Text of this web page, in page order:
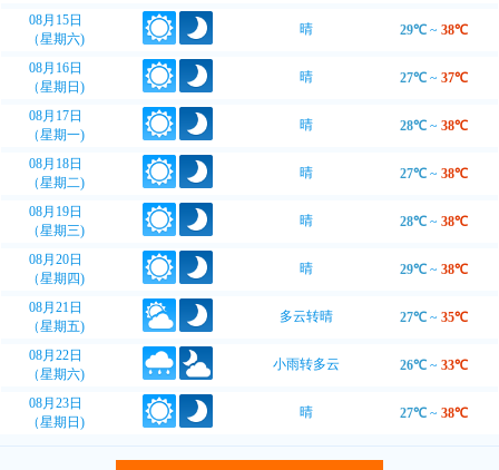
08月15日
（星期六)
晴 29℃ ~ 38℃
08月16日
（星期日)
晴 27℃ ~ 37℃
08月17日
（星期一)
晴 28℃ ~ 38℃
08月18日
（星期二)
晴 27℃ ~ 38℃
08月19日
（星期三)
晴 28℃ ~ 38℃
08月20日
（星期四)
晴 29℃ ~ 38℃
08月21日
（星期五)
多云转晴 27℃ ~ 35℃
08月22日
（星期六)
小雨转多云 26℃ ~ 33℃
08月23日
（星期日)
晴 27℃ ~ 38℃